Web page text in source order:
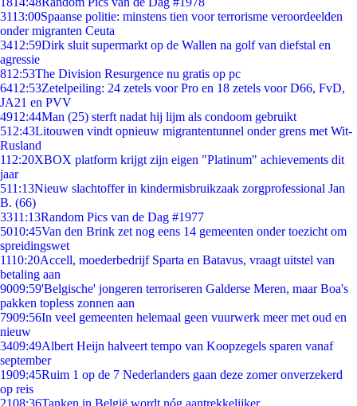
3113:00Spaanse politie: minstens tien voor terrorisme veroordeelden
onder migranten Ceuta
3412:59Dirk sluit supermarkt op de Wallen na golf van diefstal en
agressie
812:53The Division Resurgence nu gratis op pc
6412:53Zetelpeiling: 24 zetels voor Pro en 18 zetels voor D66, FvD,
JA21 en PVV
4912:44Man (25) sterft nadat hij lijm als condoom gebruikt
512:43Litouwen vindt opnieuw migrantentunnel onder grens met Wit-
Rusland
112:20XBOX platform krijgt zijn eigen "Platinum" achievements dit
jaar
511:13Nieuw slachtoffer in kindermisbruikzaak zorgprofessional Jan
B. (66)
3311:13Random Pics van de Dag #1977
5010:45Van den Brink zet nog eens 14 gemeenten onder toezicht om
spreidingswet
1110:20Accell, moederbedrijf Sparta en Batavus, vraagt uitstel van
betaling aan
9009:59'Belgische' jongeren terroriseren Galderse Meren, maar Boa's
pakken topless zonnen aan
7909:56In veel gemeenten helemaal geen vuurwerk meer met oud en
nieuw
3409:49Albert Heijn halveert tempo van Koopzegels sparen vanaf
september
1909:45Ruim 1 op de 7 Nederlanders gaan deze zomer onverzekerd
op reis
2108:36Tanken in België wordt nóg aantrekkelijker